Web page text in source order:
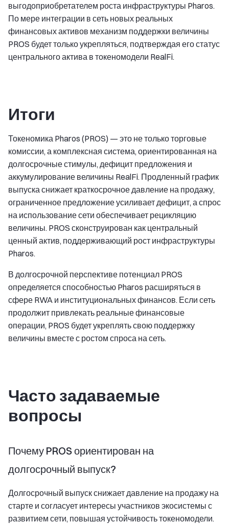
выгодоприобретателем роста инфраструктуры Pharos.
По мере интеграции в сеть новых реальных
финансовых активов механизм поддержки величины
PROS будет только укрепляться, подтверждая его статус
центрального актива в токеномодели RealFi.
Итоги
Токеномика Pharos (PROS) — это не только торговые
комиссии, а комплексная система, ориентированная на
долгосрочные стимулы, дефицит предложения и
аккумулирование величины RealFi. Продленный график
выпуска снижает краткосрочное давление на продажу,
ограниченное предложение усиливает дефицит, а спрос
на использование сети обеспечивает рецикляцию
величины. PROS сконструирован как центральный
ценный актив, поддерживающий рост инфраструктуры
Pharos.
В долгосрочной перспективе потенциал PROS
определяется способностью Pharos расширяться в
сфере RWA и институциональных финансов. Если сеть
продолжит привлекать реальные финансовые
операции, PROS будет укреплять свою поддержку
величины вместе с ростом спроса на сеть.
Часто задаваемые
вопросы
Почему PROS ориентирован на
долгосрочный выпуск?
Долгосрочный выпуск снижает давление на продажу на
старте и согласует интересы участников экосистемы с
развитием сети, повышая устойчивость токеномодели.